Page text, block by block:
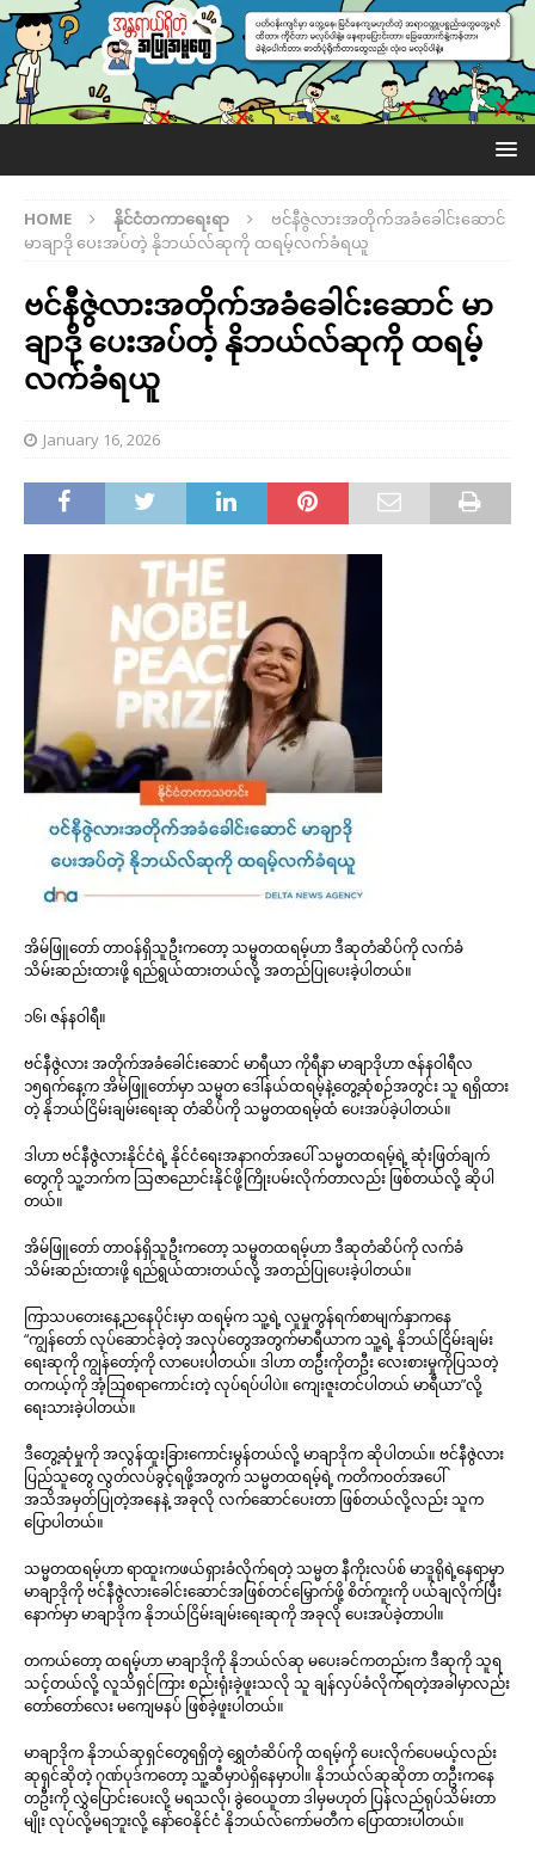
HOME နိုင်ငံတကာရေးရာ
ဗင်နီဇွဲလားအတိုက်အခံခေါင်းဆောင်
မာချာဒို ပေးအပ်တဲ့ နိုဘယ်လ်ဆုကို ထရမ့်လက်ခံရယူ
ဗင်နီဇွဲလားအတိုက်အခံခေါင်းဆောင် မာ
ချာဒို ပေးအပ်တဲ့ နိုဘယ်လ်ဆုကို ထရမ့်
လက်ခံရယူ
January 16, 2026
အိမ်ဖြူတော် တာဝန်ရှိသူဦးကတော့ သမ္မတထရမ့်ဟာ ဒီဆုတံဆိပ်ကို လက်ခံ
သိမ်းဆည်းထားဖို့ ရည်ရွယ်ထားတယ်လို့ အတည်ပြုပေးခဲ့ပါတယ်။
၁၆၊ ဇန်နဝါရီ။
ဗင်နီဇွဲလား အတိုက်အခံခေါင်းဆောင် မာရီယာ ကိုရီနာ မာချာဒိုဟာ ဇန်နဝါရီလ
၁၅ရက်နေ့က အိမ်ဖြူတော်မှာ သမ္မတ ဒေါ်နယ်ထရမ့်နဲ့တွေ့ဆုံစဉ်အတွင်း သူ ရရှိထား
တဲ့ နိုဘယ်ငြိမ်းချမ်းရေးဆု တံဆိပ်ကို သမ္မတထရမ့်ထံ ပေးအပ်ခဲ့ပါတယ်။
ဒါဟာ ဗင်နီဇွဲလားနိုင်ငံရဲ့ နိုင်ငံရေးအနာဂတ်အပေါ် သမ္မတထရမ့်ရဲ့ ဆုံးဖြတ်ချက်
တွေကို သူ့ဘက်က သြဇာညောင်းနိုင်ဖို့ကြိုးပမ်းလိုက်တာလည်း ဖြစ်တယ်လို့ ဆိုပါ
တယ်။
အိမ်ဖြူတော် တာဝန်ရှိသူဦးကတော့ သမ္မတထရမ့်ဟာ ဒီဆုတံဆိပ်ကို လက်ခံ
သိမ်းဆည်းထားဖို့ ရည်ရွယ်ထားတယ်လို့ အတည်ပြုပေးခဲ့ပါတယ်။
ကြာသပတေးနေ့ညနေပိုင်းမှာ ထရမ့်က သူ့ရဲ့ လူမှုကွန်ရက်စာမျက်နှာကနေ
“ကျွန်တော် လုပ်ဆောင်ခဲ့တဲ့ အလုပ်တွေအတွက်မာရီယာက သူ့ရဲ့ နိုဘယ်ငြိမ်းချမ်း
ရေးဆုကို ကျွန်တော့်ကို လာပေးပါတယ်။ ဒါဟာ တဦးကိုတဦး လေးစားမှုကိုပြသတဲ့
တကယ့်ကို အံ့ဩစရာကောင်းတဲ့ လုပ်ရပ်ပါပဲ။ ကျေးဇူးတင်ပါတယ် မာရီယာ”လို့
ရေးသားခဲ့ပါတယ်။
ဒီတွေ့ဆုံမှုကို အလွန်ထူးခြားကောင်းမွန်တယ်လို့ မာချာဒိုက ဆိုပါတယ်။ ဗင်နီဇွဲလား
ပြည်သူတွေ လွတ်လပ်ခွင့်ရဖို့အတွက် သမ္မတထရမ့်ရဲ့ ကတိကဝတ်အပေါ်
အသိအမှတ်ပြုတဲ့အနေနဲ့ အခုလို လက်ဆောင်ပေးတာ ဖြစ်တယ်လို့လည်း သူက
ပြောပါတယ်။
သမ္မတထရမ့်ဟာ ရာထူးကဖယ်ရှားခံလိုက်ရတဲ့ သမ္မတ နီကိုးလပ်စ် မာဒူရိုရဲ့နေရာမှာ
မာချာဒိုကို ဗင်နီဇွဲလားခေါင်းဆောင်အဖြစ်တင်မြှောက်ဖို့ စိတ်ကူးကို ပယ်ချလိုက်ပြီး
နောက်မှာ မာချာဒိုက နိုဘယ်ငြိမ်းချမ်းရေးဆုကို အခုလို ပေးအပ်ခဲ့တာပါ။
တကယ်တော့ ထရမ့်ဟာ မာချာဒိုကို နိုဘယ်လ်ဆု မပေးခင်ကတည်းက ဒီဆုကို သူရ
သင့်တယ်လို့ လူသိရှင်ကြား စည်းရုံးခဲ့ဖူးသလို သူ ချန်လှပ်ခံလိုက်ရတဲ့အခါမှာလည်း
တော်တော်လေး မကျေမနပ် ဖြစ်ခဲ့ဖူးပါတယ်။
မာချာဒိုက နိုဘယ်ဆုရှင်တွေရရှိတဲ့ ရွှေတံဆိပ်ကို ထရမ့်ကို ပေးလိုက်ပေမယ့်လည်း
ဆုရှင်ဆိုတဲ့ ဂုဏ်ပုဒ်ကတော့ သူ့ဆီမှာပဲရှိနေမှာပါ။ နိုဘယ်လ်ဆုဆိုတာ တဦးကနေ
တဦးကို လွှဲပြောင်းပေးလို့ မရသလို၊ ခွဲဝေယူတာ ဒါမှမဟုတ် ပြန်လည်ရုပ်သိမ်းတာ
မျိုး လုပ်လို့မရဘူးလို့ နော်ဝေနိုင်ငံ နိုဘယ်လ်ကော်မတီက ပြောထားပါတယ်။